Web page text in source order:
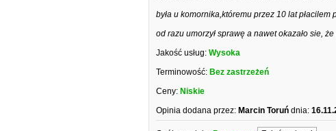
była u komornika,któremu przez 10 lat
od razu umorzył sprawę a nawet okazało sie,
Jakość usług: Wysoka
Terminowość: Bez zastrzeżeń
Ceny: Niskie
Opinia dodana przez: Marcin Toruń dnia: